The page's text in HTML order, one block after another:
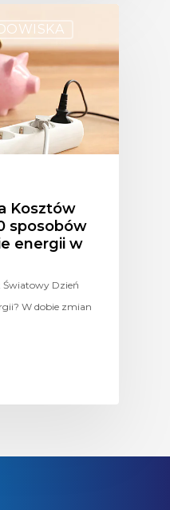
Kosztów
sposobów
energii w
Światowy Dzień
W dobie zmian